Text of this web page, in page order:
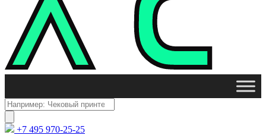
Поиск
товаров
+7 495 970-25-25